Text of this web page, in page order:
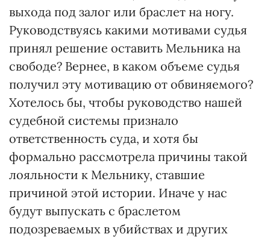
выхода под залог или браслет на ногу.
Руководствуясь какими мотивами судья
принял решение оставить Мельника на
свободе? Вернее, в каком объеме судья
получил эту мотивацию от обвиняемого?
Хотелось бы, чтобы руководство нашей
судебной системы признало
ответственность суда, и хотя бы
формально рассмотрела причины такой
лояльности к Мельнику, ставшие
причиной этой истории. Иначе у нас
будут выпускать с браслетом
подозреваемых в убийствах и других